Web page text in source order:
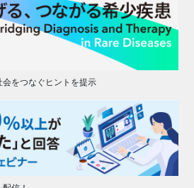
をつなぐヒントを提示